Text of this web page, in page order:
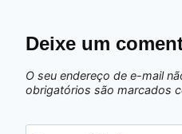
Deixe um
O seu endereço de e-mail
obrigatórios são marcados